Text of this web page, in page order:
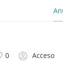
0 Acceso